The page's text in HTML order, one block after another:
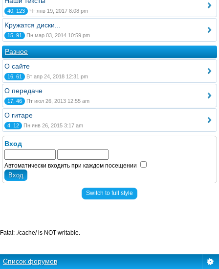
40, 123 Чт янв 19, 2017 8:08 pm
Kружатся диски...
15, 91 Пн мар 03, 2014 10:59 pm
Разное
О сайте
16, 61 Вт апр 24, 2018 12:31 pm
О передаче
17, 46 Пт июл 26, 2013 12:55 am
О гитаре
4, 12 Пн янв 26, 2015 3:17 am
Вход
Автоматически входить при каждом посещении
Switch to full style
Список форумов
Fatal: ./cache/ is NOT writable.